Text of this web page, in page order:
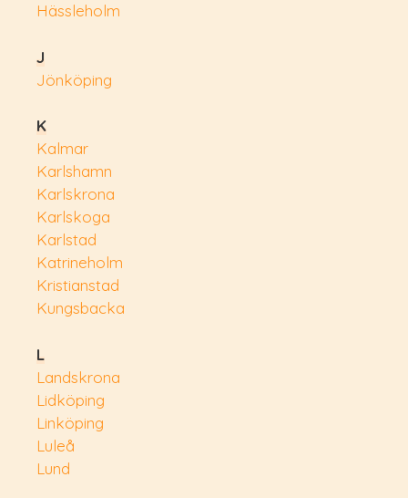
Hässleholm
J
Jönköping
K
Kalmar
Karlshamn
Karlskrona
Karlskoga
Karlstad
Katrineholm
Kristianstad
Kungsbacka
L
Landskrona
Lidköping
Linköping
Luleå
Lund